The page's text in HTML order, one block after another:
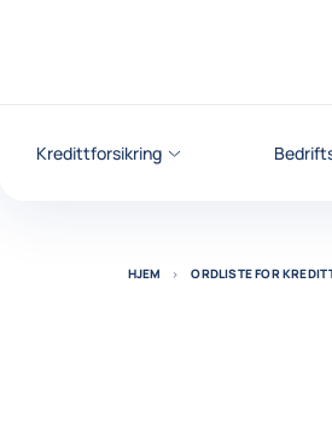
Kredittforsikring
HJEM ORDLISTE FOR